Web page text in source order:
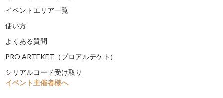
イベントエリア一覧
使い方
よくある質問
PRO ARTEKET（プロアルテケト）
シリアルコード受け取り
イベント主催者様へ